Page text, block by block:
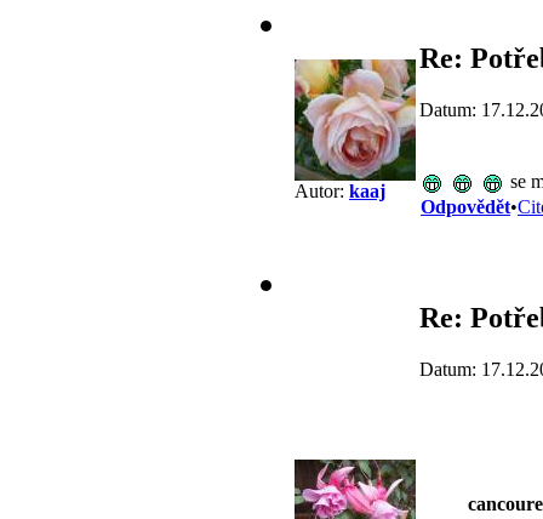
Autor: kaaj
Re:
Datum:
se
Odpovědět•
Re:
Datum: